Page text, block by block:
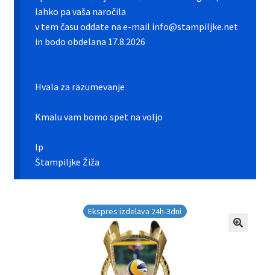
Galerija športnih vstavkov
Moj profil
lahko pa vaša naročila
v tem času oddate na e-mail info@stampiljke.net
in bodo obdelana 17.8.2026
Hvala za razumevanje
Kmalu vam bomo spet na voljo
lp
Štampiljke Žiža
Ekspres izdelava 24h-3dni